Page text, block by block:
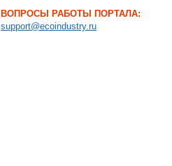
ВОПРОСЫ РАБОТЫ ПОРТАЛА:
support@ecoindustry.ru